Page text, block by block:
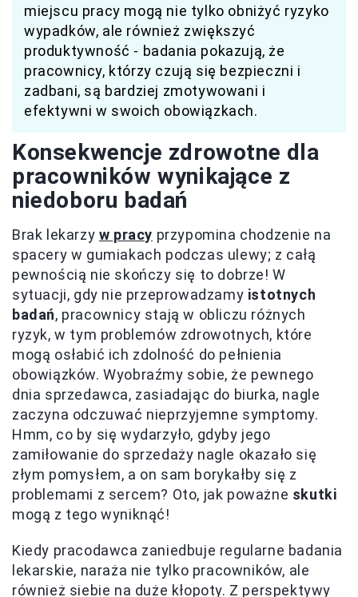
miejscu pracy mogą nie tylko obniżyć ryzyko
wypadków, ale również zwiększyć
produktywność - badania pokazują, że
pracownicy, którzy czują się bezpieczni i
zadbani, są bardziej zmotywowani i
efektywni w swoich obowiązkach.
Konsekwencje zdrowotne dla
pracowników wynikające z
niedoboru badań
Brak lekarzy w pracy przypomina chodzenie na
spacery w gumiakach podczas ulewy; z całą
pewnością nie skończy się to dobrze! W
sytuacji, gdy nie przeprowadzamy istotnych
badań, pracownicy stają w obliczu różnych
ryzyk, w tym problemów zdrowotnych, które
mogą osłabić ich zdolność do pełnienia
obowiązków. Wyobraźmy sobie, że pewnego
dnia sprzedawca, zasiadając do biurka, nagle
zaczyna odczuwać nieprzyjemne symptomy.
Hmm, co by się wydarzyło, gdyby jego
zamiłowanie do sprzedaży nagle okazało się
złym pomysłem, a on sam borykałby się z
problemami z sercem? Oto, jak poważne skutki
mogą z tego wyniknąć!
Kiedy pracodawca zaniedbuje regularne badania
lekarskie, naraża nie tylko pracowników, ale
również siebie na duże kłopoty. Z perspektywy